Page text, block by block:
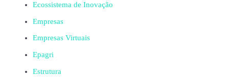
Ecossistema de Inovação
Empresas
Empresas Virtuais
Epagri
Estrutura